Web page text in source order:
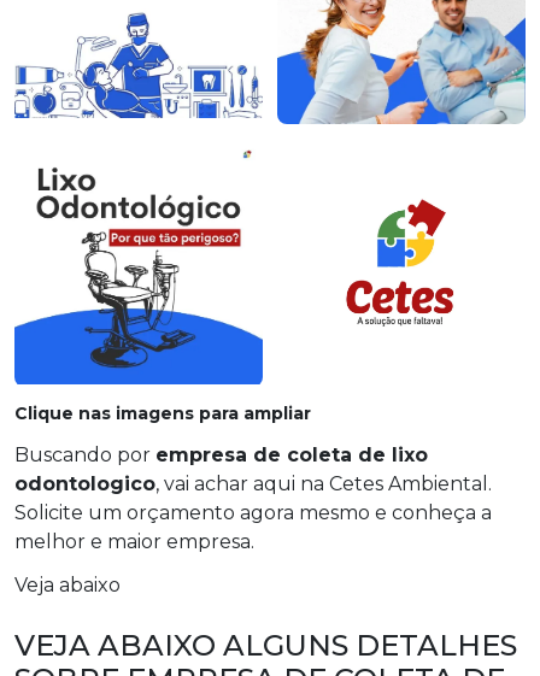
Clique nas imagens para ampliar
Buscando por empresa de coleta de lixo
odontologico, vai achar aqui na Cetes Ambiental.
Solicite um orçamento agora mesmo e conheça a
melhor e maior empresa.
Veja abaixo
VEJA ABAIXO ALGUNS DETALHES